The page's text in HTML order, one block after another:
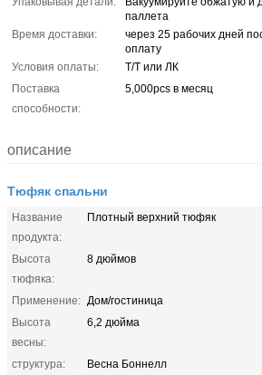
паллета
Время доставки:
через 25 рабочих дней
оплату
Условия оплаты:
Т/Т или ЛК
Поставка
способности:
5,000pcs в месяц
описание
Тюфяк спальни
Название
продукта:
Плотный верхний тюфяк
Высота
тюфяка:
8 дюймов
Применение: Дом/гостиница
Высота
весны:
6,2 дюйма
структура:
Весна Боннелл